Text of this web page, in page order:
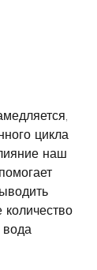
цикла
наш